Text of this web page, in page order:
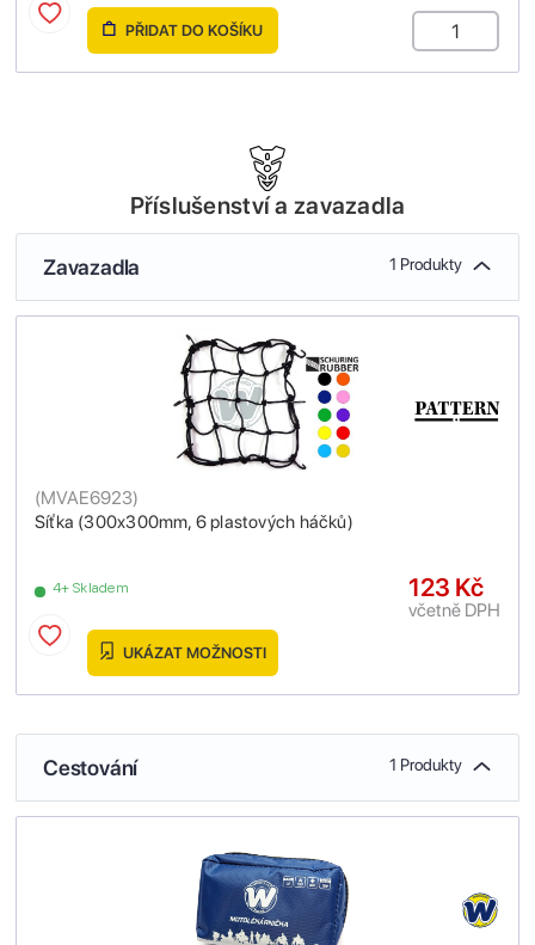
PŘIDAT DO KOŠÍKU
Příslušenství a zavazadla
Zavazadla 1 Produkty
Síťka (300x300mm, 6 plastových háčků)
(MVAE6923)
4+ Skladem 123 Kč
včetně DPH
UKÁZAT MOŽNOSTI
Cestování 1 Produkty